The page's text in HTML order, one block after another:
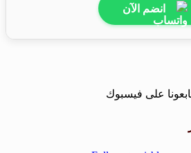
انضم الآن